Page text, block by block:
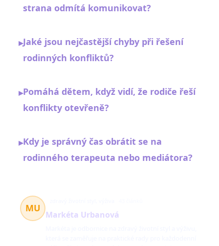
strana odmítá komunikovat?
▸Jaké jsou nejčastější chyby při řešení
rodinných konfliktů?
▸Pomáhá dětem, když vidí, že rodiče řeší
konflikty otevřeně?
▸Kdy je správný čas obrátit se na
rodinného terapeuta nebo mediátora?
MU
Markéta Urbanová